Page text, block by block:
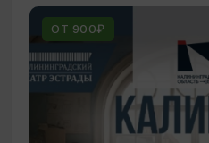
ОТ 900₽